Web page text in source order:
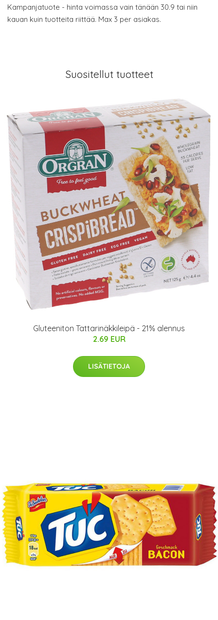
Kampanjatuote - hinta voimassa vain tänään 30.9 tai niin
kauan kuin tuotteita riittää. Max 3 per asiakas.
Suositellut tuotteet
Gluteeniton Tattarinäkkileipä - 21% alennus
2.69 EUR
LISÄTIETOJA